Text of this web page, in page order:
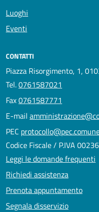
Luoghi
Eventi
CONTATTI
Piazza Risorgimento, 1,
Tel.0761587021
Fax0761587771
E-mail
PEC
Codice Fiscale / P.IVA
Leggi le domande frequenti
Richiedi assistenza
Prenota appuntamento
Segnala disservizio